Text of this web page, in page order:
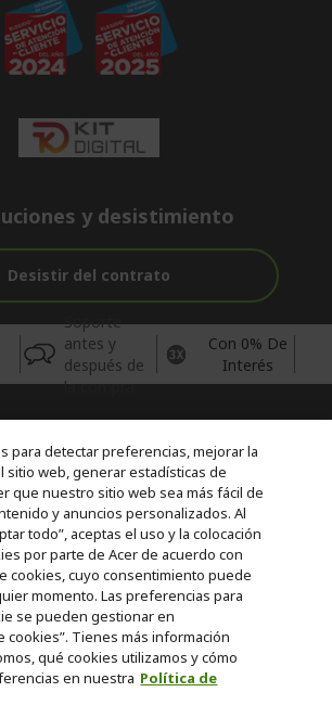
y desistimiento
Desistir del contrato
Soporte
antes y
después de
la compra
Con 0% De
Interés
y distribuidor autorizado de los
ofrecidos en esta tienda.
para la gestión de RAEES, según RD.
el RII-AEE Nº 7573; de pilas y baterías, según
en el RII-PYA Nº 2180. Adherida a los
de gestión de ecopilas y ecoembes.
para detectar preferencias, mejorar la
sitio web, generar estadísticas de
que nuestro sitio web sea más fácil de
y anuncios personalizados. Al
todo”, aceptas el uso y la colocación
por parte de Acer de acuerdo con
cookies, cuyo consentimiento puede
momento. Las preferencias para
se pueden gestionar en
cookies”. Tienes más información
qué cookies utilizamos y cómo
en nuestra Política de